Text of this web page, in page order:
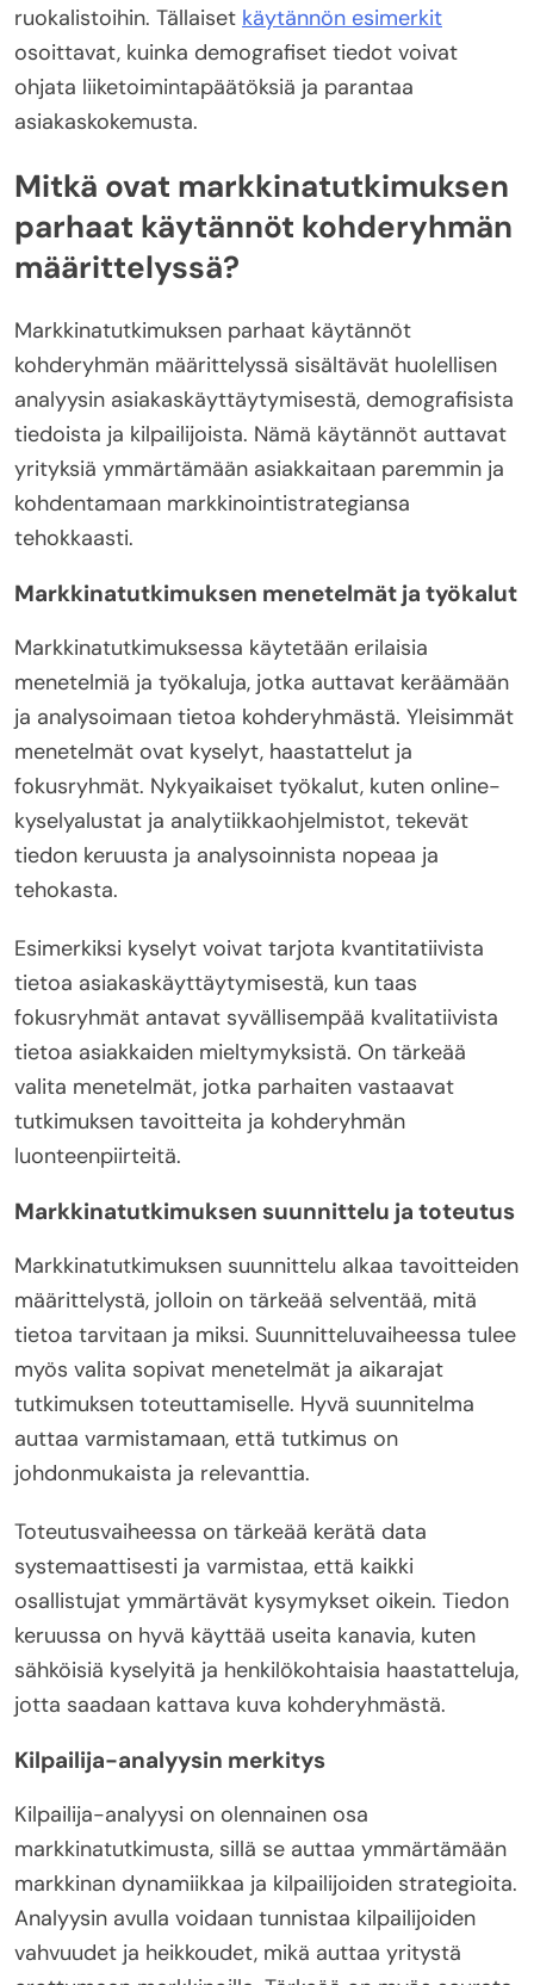
ruokalistoihin. Tällaiset käytännön esimerkit
osoittavat, kuinka demografiset tiedot voivat
ohjata liiketoimintapäätöksiä ja parantaa
asiakaskokemusta.
Mitkä ovat markkinatutkimuksen
parhaat käytännöt kohderyhmän
määrittelyssä?
Markkinatutkimuksen parhaat käytännöt
kohderyhmän määrittelyssä sisältävät huolellisen
analyysin asiakaskäyttäytymisestä, demografisista
tiedoista ja kilpailijoista. Nämä käytännöt auttavat
yrityksiä ymmärtämään asiakkaitaan paremmin ja
kohdentamaan markkinointistrategiansa
tehokkaasti.
Markkinatutkimuksen menetelmät ja työkalut
Markkinatutkimuksessa käytetään erilaisia
menetelmiä ja työkaluja, jotka auttavat keräämään
ja analysoimaan tietoa kohderyhmästä. Yleisimmät
menetelmät ovat kyselyt, haastattelut ja
fokusryhmät. Nykyaikaiset työkalut, kuten online-
kyselyalustat ja analytiikkaohjelmistot, tekevät
tiedon keruusta ja analysoinnista nopeaa ja
tehokasta.
Esimerkiksi kyselyt voivat tarjota kvantitatiivista
tietoa asiakaskäyttäytymisestä, kun taas
fokusryhmät antavat syvällisempää kvalitatiivista
tietoa asiakkaiden mieltymyksistä. On tärkeää
valita menetelmät, jotka parhaiten vastaavat
tutkimuksen tavoitteita ja kohderyhmän
luonteenpiirteitä.
Markkinatutkimuksen suunnittelu ja toteutus
Markkinatutkimuksen suunnittelu alkaa tavoitteiden
määrittelystä, jolloin on tärkeää selventää, mitä
tietoa tarvitaan ja miksi. Suunnitteluvaiheessa tulee
myös valita sopivat menetelmät ja aikarajat
tutkimuksen toteuttamiselle. Hyvä suunnitelma
auttaa varmistamaan, että tutkimus on
johdonmukaista ja relevanttia.
Toteutusvaiheessa on tärkeää kerätä data
systemaattisesti ja varmistaa, että kaikki
osallistujat ymmärtävät kysymykset oikein. Tiedon
keruussa on hyvä käyttää useita kanavia, kuten
sähköisiä kyselyitä ja henkilökohtaisia haastatteluja,
jotta saadaan kattava kuva kohderyhmästä.
Kilpailija-analyysin merkitys
Kilpailija-analyysi on olennainen osa
markkinatutkimusta, sillä se auttaa ymmärtämään
markkinan dynamiikkaa ja kilpailijoiden strategioita.
Analyysin avulla voidaan tunnistaa kilpailijoiden
vahvuudet ja heikkoudet, mikä auttaa yritystä